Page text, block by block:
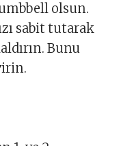
olsun.
sabit tutarak
Bunu